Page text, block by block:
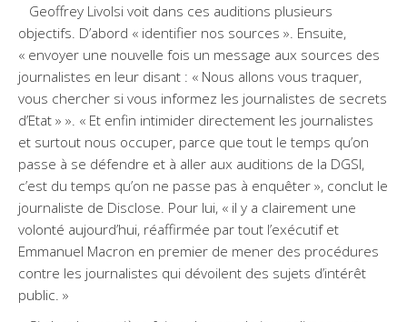
Geoffrey Livolsi voit dans ces auditions plusieurs
objectifs. D’abord « identifier nos sources ». Ensuite,
« envoyer une nouvelle fois un message aux sources des
journalistes en leur disant : « Nous allons vous traquer,
vous chercher si vous informez les journalistes de secrets
d’Etat » ». « Et enfin intimider directement les journalistes
et surtout nous occuper, parce que tout le temps qu’on
passe à se défendre et à aller aux auditions de la DGSI,
c’est du temps qu’on ne passe pas à enquêter », conclut le
journaliste de Disclose. Pour lui, « il y a clairement une
volonté aujourd’hui, réaffirmée par tout l’exécutif et
Emmanuel Macron en premier de mener des procédures
contre les journalistes qui dévoilent des sujets d’intérêt
public. »